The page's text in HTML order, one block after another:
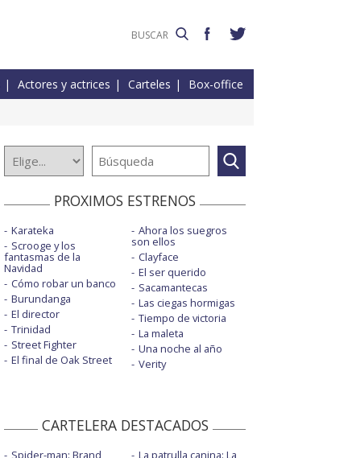
Actores y actrices Carteles Box-office
PROXIMOS ESTRENOS
Karateka
Scrooge y los
fantasmas de la
Navidad
Cómo robar un banco
Burundanga
El director
Trinidad
Street Fighter
El final de Oak Street
Ahora los suegros
son ellos
Clayface
El ser querido
Sacamantecas
Las ciegas hormigas
Tiempo de victoria
La maleta
Una noche al año
Verity
CARTELERA DESTACADOS
Spider-man: Brand La patrulla canina: La